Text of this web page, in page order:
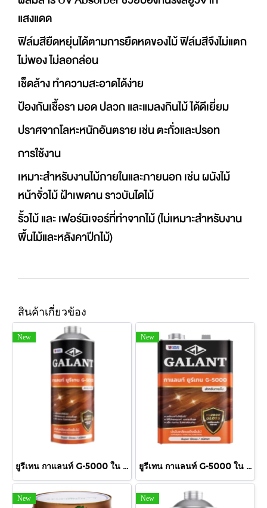
แสงแดด
ฟิล์มสียืดหยุ่นได้ตามการยืดหดของไม้ ฟิล์มสีจึงไม่แตก
ไม่พอง ไม่ลอกล่อน
เช็ดล้าง ทำความสะอาดได้ง่าย
ป้องกันเชื้อรา มอด ปลวก และแมลงกินไม้ ได้ดีเยี่ยม
ปราศจากโลหะหนักอันตราย เช่น ตะกั่วและปรอท
การใช้งาน
เหมาะสำหรับงานไม้ภายในและภายนอก เช่น ผนังไม้
หน้าจั่วไม้ ฝ้าเพดาน ราวบันไดไม้
รั้วไม้ และ เฟอร์นิเจอร์ที่ทำจากไม้ (ไม่เหมาะสำหรับงาน
พื้นไม้และหลังคาปีกไม้)
สินค้าเกี่ยวข้อง
New
ยูรีเทน กาแลนท์ G-5000 ใน 875cc.
New
ยูรีเทน กาแลนท์ G-5000 ใน กล.
New New